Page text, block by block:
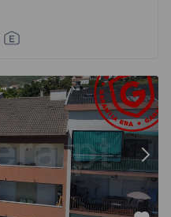
e Canhoso - 1497806 -